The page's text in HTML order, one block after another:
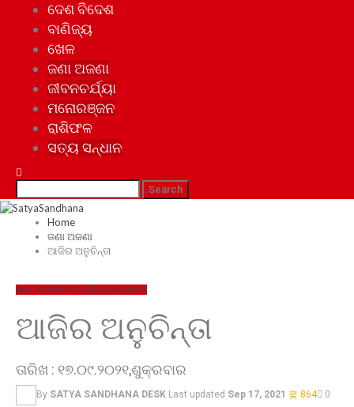
ଦେଶ ବିଦେଶ
ବାଣିଜ୍ୟ
ଖେଳ
ଜଣା ଅଜଣା
ଜୀବନଚର୍ଯ୍ୟା
ମନୋରଞ୍ଜନ
ରାଶିଫଳ
ସତ୍ୟ ସନ୍ଧାନ
Home
ଜଣା ଅଜଣା
ଆଜିର ଅନୁଚିନ୍ତା
ଜଣା ଅଜଣାଜୀବନଚର୍ଯ୍ୟାମନୋରଞ୍ଜନ
ଆଜିର ଅନୁଚିନ୍ତା
ତାରିଖ : ୧୭.୦୯.୨୦୨୧,ଶୁକ୍ରବାର
By SATYA SANDHANA DESK Last updated Sep 17, 2021 864 0